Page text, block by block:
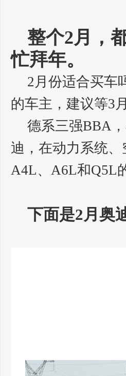
整个2月，
忙拜年。
2月份适合买车
的车主，建议等3
德系三强BBA
迪，在动力系统
A4L、A6L和Q5L
下面是2月奥